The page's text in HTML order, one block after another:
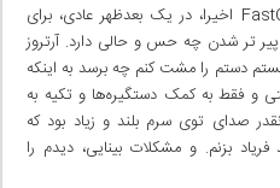
به نقل از یکی‌ گزارشگران FastCompany اخیرا، در یک بعدظهر عادی، برای
تجربه کنم که ۴۰ سال پیر تر شدن چه حس و حالی‌ دارد. آرتروز
دستم را مشت کنم چه برسد به اینکه
و فقط به کمک دستگیره‌ها و تکیه به
صدای توی سرم بلند و زیاد بود که
بزنم. و مشکلات بینایی، دیدم را